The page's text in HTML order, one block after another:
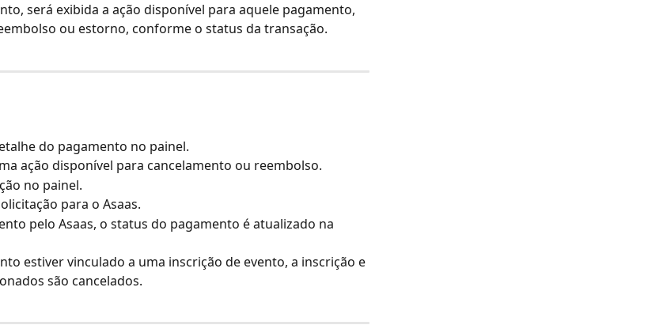
será exibida a ação disponível para aquele pagamento,
ou estorno, conforme o status da transação.
do pagamento no painel.
ação disponível para cancelamento ou reembolso.
no painel.
para o Asaas.
pelo Asaas, o status do pagamento é atualizado na
estiver vinculado a uma inscrição de evento, a inscrição e
são cancelados.